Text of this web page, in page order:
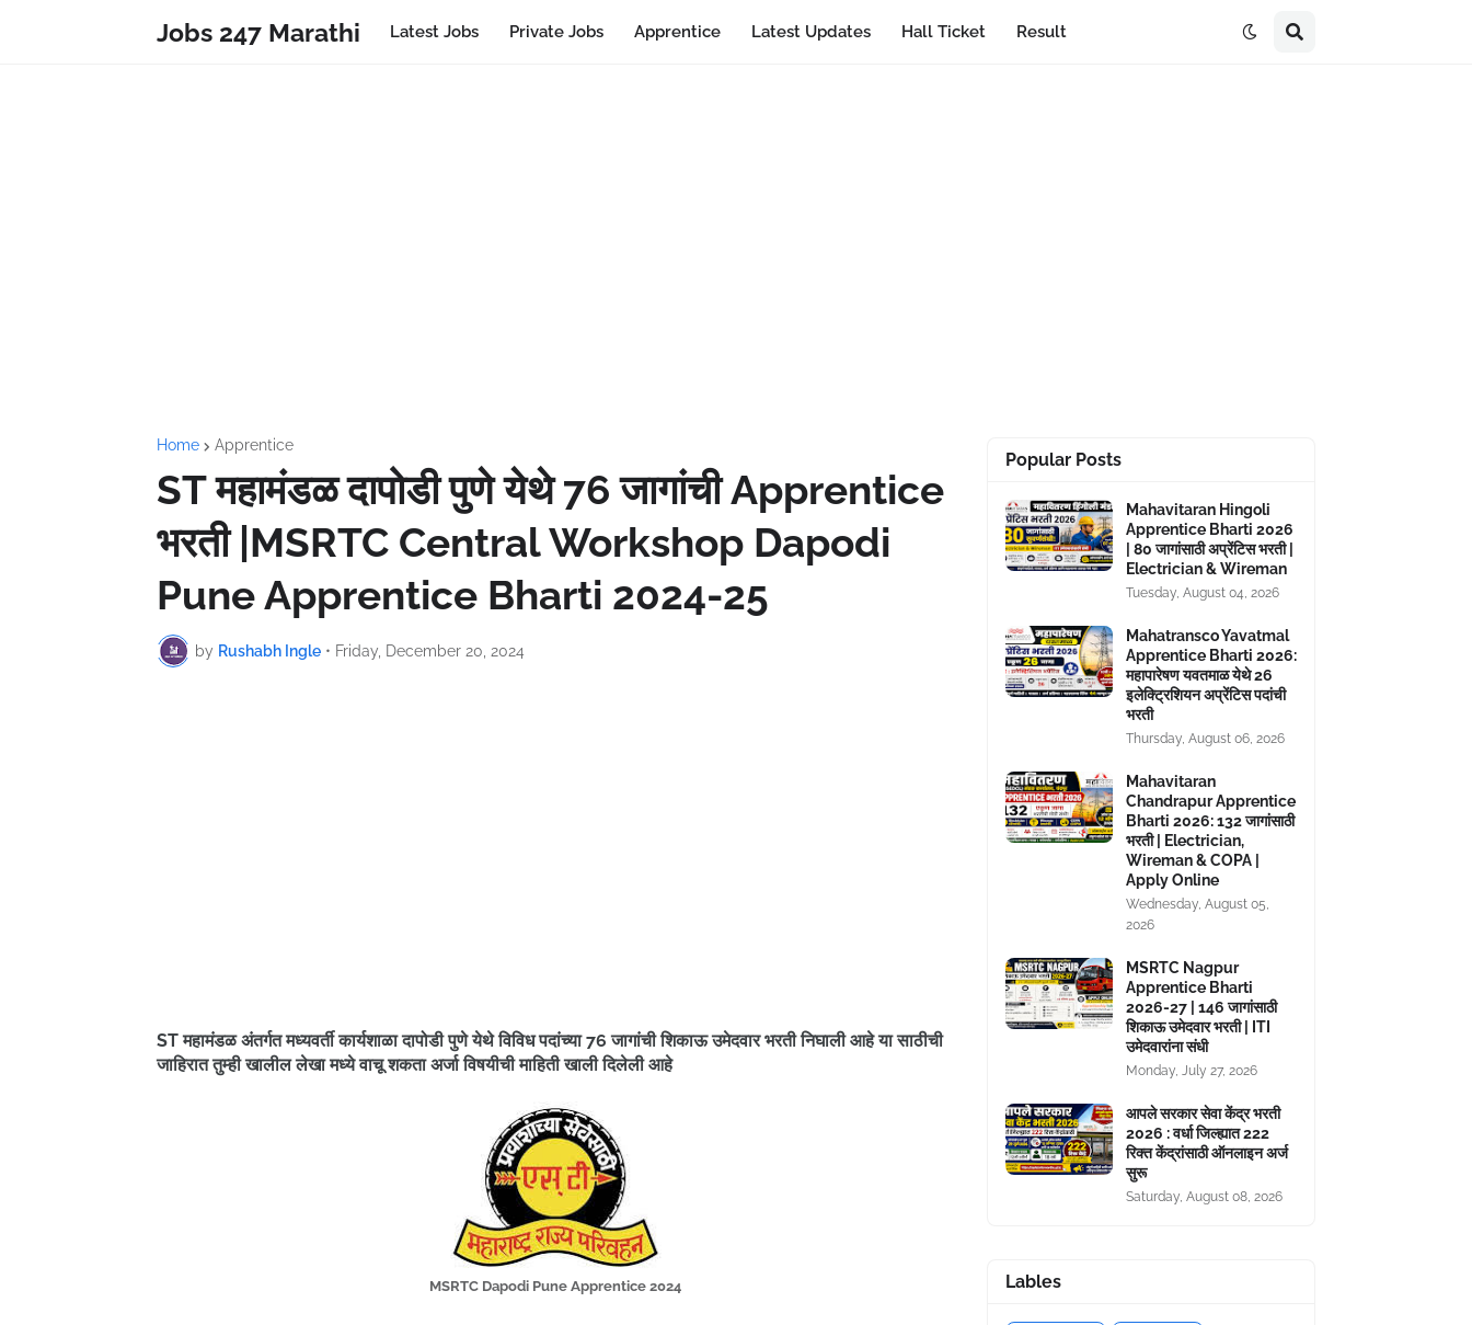
Jobs 247 Marathi Latest Jobs Private Jobs Apprentice Latest Updates Hall Ticket Result
Home Apprentice
ST महामंडळ दापोडी पुणे येथे 76 जागांची Apprentice
भरती |MSRTC Central Workshop Dapodi
Pune Apprentice Bharti 2024-25
by Rushabh Ingle • Friday, December 20, 2024
ST महामंडळ अंतर्गत मध्यवर्ती कार्यशाळा दापोडी पुणे येथे विविध पदांच्या 76 जागांची शिकाऊ उमेदवार भरती निघाली आहेया साठीची
जाहिरात तुम्ही खालील लेखा मध्ये वाचू शकता अर्जा विषयीची माहिती खाली दिलेली आहे
MSRTC Dapodi Pune Apprentice 2024
Popular Posts
Mahavitaran Hingoli
Apprentice Bharti 2026
| 80 जागांसाठी अप्रेंटिस भरती |
Electrician & Wireman
Tuesday, August 04, 2026
Mahatransco Yavatmal
Apprentice Bharti 2026:
महापारेषण यवतमाळ येथे 26
इलेक्ट्रिशियन अप्रेंटिस पदांची
भरती
Thursday, August 06, 2026
Mahavitaran
Chandrapur Apprentice
Bharti 2026: 132 जागांसाठी
भरती | Electrician,
Wireman & COPA |
Apply Online
Wednesday, August 05,
2026
MSRTC Nagpur
Apprentice Bharti
2026-27 | 146 जागांसाठी
शिकाऊ उमेदवार भरती | ITI
उमेदवारांना संधी
Monday, July 27, 2026
आपले सरकार सेवा केंद्र भरती
2026 : वर्धा जिल्ह्यात 222
रिक्त केंद्रांसाठी ऑनलाइन अर्ज
सुरू
Saturday, August 08, 2026
Lables